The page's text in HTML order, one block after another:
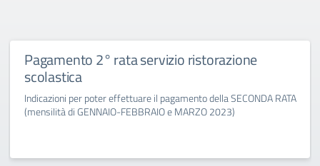
Pagamento 2° rata servizio ristorazione
scolastica
Indicazioni per poter effettuare il pagamento della SECONDA RATA
(mensilità di GENNAIO-FEBBRAIO e MARZO 2023)